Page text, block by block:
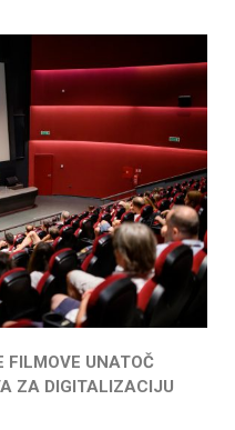
FILMOVE UNATOČ
ZA DIGITALIZACIJU